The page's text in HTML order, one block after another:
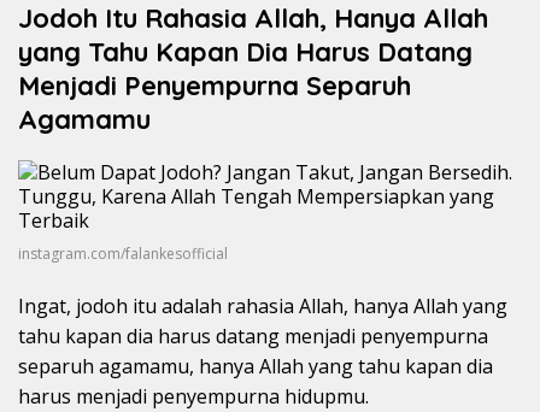
Jodoh Itu Rahasia Allah, Hanya Allah
yang Tahu Kapan Dia Harus Datang
Menjadi Penyempurna Separuh
Agamamu
instagram.com/falankesofficial
Ingat, jodoh itu adalah rahasia Allah, hanya Allah yang
tahu kapan dia harus datang menjadi penyempurna
separuh agamamu, hanya Allah yang tahu kapan dia
harus menjadi penyempurna hidupmu.